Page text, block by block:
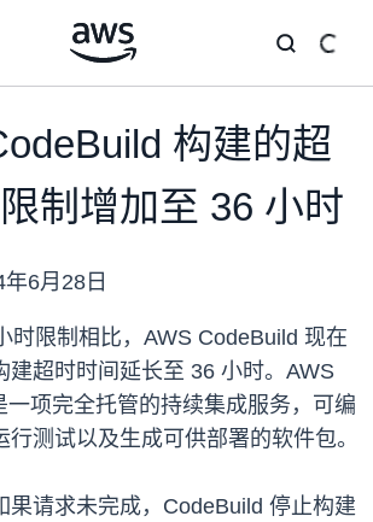
构建的超
制增加至 36 小时
年6月28日
时限制相比，AWS CodeBuild 现在
建超时时间延长至 36 小时。AWS
一项完全托管的持续集成服务，可编
行测试以及生成可供部署的软件包。
果请求未完成，CodeBuild 停止构建